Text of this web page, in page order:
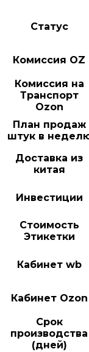
Статус
Комиссия OZ
Комиссия на
Транспорт
Ozon
План продаж
штук в
Доставка из
китая
Инвестиции
Стоимость
Этикетки
Кабинет wb
Кабинет Ozon
Срок
производства
(дней)